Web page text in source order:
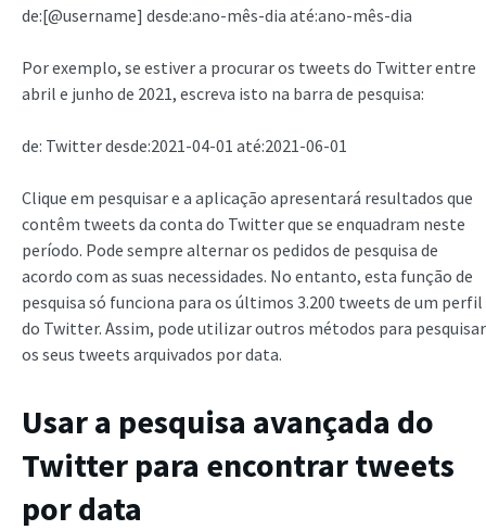
de:[@username] desde:ano-mês-dia até:ano-mês-dia
Por exemplo, se estiver a procurar os tweets do Twitter entre
abril e junho de 2021, escreva isto na barra de pesquisa:
de: Twitter desde:2021-04-01 até:2021-06-01
Clique em pesquisar e a aplicação apresentará resultados que
contêm tweets da conta do Twitter que se enquadram neste
período. Pode sempre alternar os pedidos de pesquisa de
acordo com as suas necessidades. No entanto, esta função de
pesquisa só funciona para os últimos 3.200 tweets de um perfil
do Twitter. Assim, pode utilizar outros métodos para pesquisar
os seus tweets arquivados por data.
Usar a pesquisa avançada do
Twitter para encontrar tweets
por data